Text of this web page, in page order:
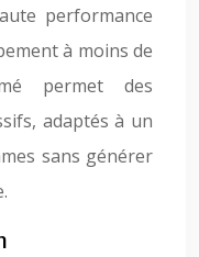
performance
à moins de
permet des
adaptés à un
sans générer